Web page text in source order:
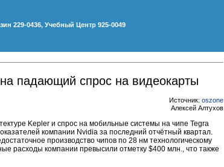
229-0436, Учебный Центр 925-0049
падающий спрос на видеокарты
Источник: oszone
Алексей Алтухов
Kepler и спрос на мобильные системы на чипе Tegra
компании Nvidia за последний отчётный квартал.
производство чипов по 28 нм технологическому
расходы компании превысили отметку $400 млн., что также